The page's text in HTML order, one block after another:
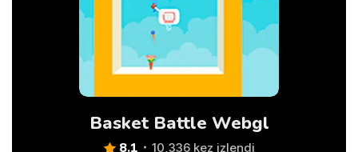
Basket Battle Webgl
8.1 10,336 kez izlendi